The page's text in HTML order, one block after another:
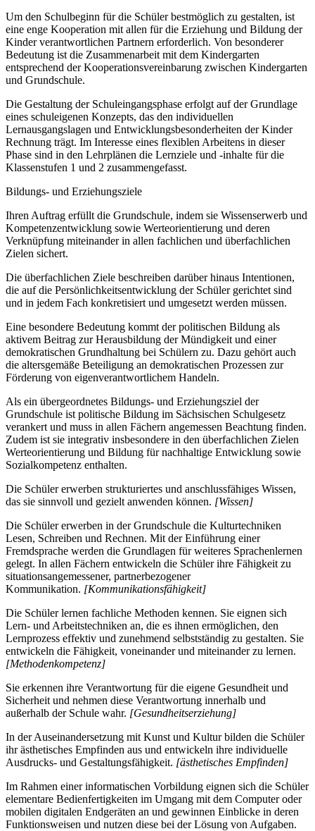
Um den Schulbeginn für die Schüler bestmöglich zu gestalten, ist
eine enge Kooperation mit allen für die Erziehung und Bildung der
Kinder verantwortlichen Partnern erforderlich. Von besonderer
Bedeutung ist die Zusammenarbeit mit dem Kindergarten
entsprechend der Kooperationsvereinbarung zwischen Kindergarten
und Grundschule.
Die Gestaltung der Schuleingangsphase erfolgt auf der Grundlage
eines schuleigenen Konzepts, das den individuellen
Lernausgangslagen und Entwicklungsbesonderheiten der Kinder
Rechnung trägt. Im Interesse eines flexiblen Arbeitens in dieser
Phase sind in den Lehrplänen die Lernziele und -inhalte für die
Klassenstufen 1 und 2 zusammengefasst.
Bildungs- und Erziehungsziele
Ihren Auftrag erfüllt die Grundschule, indem sie Wissenserwerb und
Kompetenzentwicklung sowie Werteorientierung und deren
Verknüpfung miteinander in allen fachlichen und überfachlichen
Zielen sichert.
Die überfachlichen Ziele beschreiben darüber hinaus Intentionen,
die auf die Persönlichkeitsentwicklung der Schüler gerichtet sind
und in jedem Fach konkretisiert und umgesetzt werden müssen.
Eine besondere Bedeutung kommt der politischen Bildung als
aktivem Beitrag zur Herausbildung der Mündigkeit und einer
demokratischen Grundhaltung bei Schülern zu. Dazu gehört auch
die altersgemäße Beteiligung an demokratischen Prozessen zur
Förderung von eigenverantwortlichem Handeln.
Als ein übergeordnetes Bildungs- und Erziehungsziel der
Grundschule ist politische Bildung im Sächsischen Schulgesetz
verankert und muss in allen Fächern angemessen Beachtung finden.
Zudem ist sie integrativ insbesondere in den überfachlichen Zielen
Werteorientierung und Bildung für nachhaltige Entwicklung sowie
Sozialkompetenz enthalten.
Die Schüler erwerben strukturiertes und anschlussfähiges Wissen,
das sie sinnvoll und gezielt anwenden können. [Wissen]
Die Schüler erwerben in der Grundschule die Kulturtechniken
Lesen, Schreiben und Rechnen. Mit der Einführung einer
Fremdsprache werden die Grundlagen für weiteres Sprachenlernen
gelegt. In allen Fächern entwickeln die Schüler ihre Fähigkeit zu
situationsangemessener, partnerbezogener
Kommunikation. [Kommunikationsfähigkeit]
Die Schüler lernen fachliche Methoden kennen. Sie eignen sich
Lern- und Arbeitstechniken an, die es ihnen ermöglichen, den
Lernprozess effektiv und zunehmend selbstständig zu gestalten. Sie
entwickeln die Fähigkeit, voneinander und miteinander zu lernen.
[Methodenkompetenz]
Sie erkennen ihre Verantwortung für die eigene Gesundheit und
Sicherheit und nehmen diese Verantwortung innerhalb und
außerhalb der Schule wahr. [Gesundheitserziehung]
In der Auseinandersetzung mit Kunst und Kultur bilden die Schüler
ihr ästhetisches Empfinden aus und entwickeln ihre individuelle
Ausdrucks- und Gestaltungsfähigkeit. [ästhetisches Empfinden]
Im Rahmen einer informatischen Vorbildung eignen sich die Schüler
elementare Bedienfertigkeiten im Umgang mit dem Computer oder
mobilen digitalen Endgeräten an und gewinnen Einblicke in deren
Funktionsweisen und nutzen diese bei der Lösung von Aufgaben.